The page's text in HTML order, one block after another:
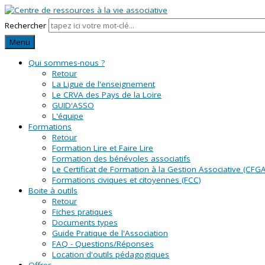
Rechercher
Menu
Qui sommes-nous ?
Retour
La Ligue de l'enseignement
Le CRVA des Pays de la Loire
GUID'ASSO
L'équipe
Formations
Retour
Formation Lire et Faire Lire
Formation des bénévoles associatifs
Le Certificat de Formation à la Gestion Associative
Formations civiques et citoyennes (FCC)
Boite à outils
Retour
Fiches pratiques
Documents types
Guide Pratique de l'Association
FAQ - Questions/Réponses
Location d'outils pédagogiques